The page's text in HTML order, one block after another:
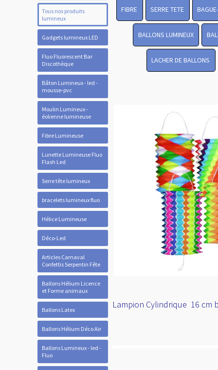
Tous nos produits
lumineux
Gadgets lumineux LED
Fluo Fluorescent Bar
Discothèque
Bâton Lumineux - led -
mousse-pvc
Moulin Lumineux -
éolienne lumineuse
Fibre Lumineuse
Lunette Lumineuse Fluo
Flash Led
Serre tête lumineux
bracelets lumineux fluo
Hélice Lumineuse
Déco-Led
Articles Carnaval
Confettis Serpentin Fête
Ballons Hélium Licence
et Forme animaux
Ballons Latex
Ballons Hélium Déco Air
Ballons Lumineux - led -
Fluo
FIBRE SERRE TETE
BALLONS LUMINEUX
LACHER DE BALLONS
Lampion Cylindrique 16 cm